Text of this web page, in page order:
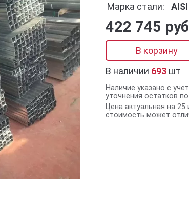
Марка стали:
422 745 руб
В корзину
В наличии 693 шт
Наличие указано с
уточнения остатков
Цена актуальная на
стоимость может